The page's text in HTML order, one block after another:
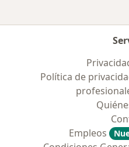
CONGRESOS
1. Rossell J. (co-autor)
Volumen de resúmenes
Chileno de Cardiología y
de Diciembre 1982, pág.
2. Rossell J. Prueba
Arterial. Libro de resúmenes del X
de Cardiología. 28 de Abril
Política de
Empleos